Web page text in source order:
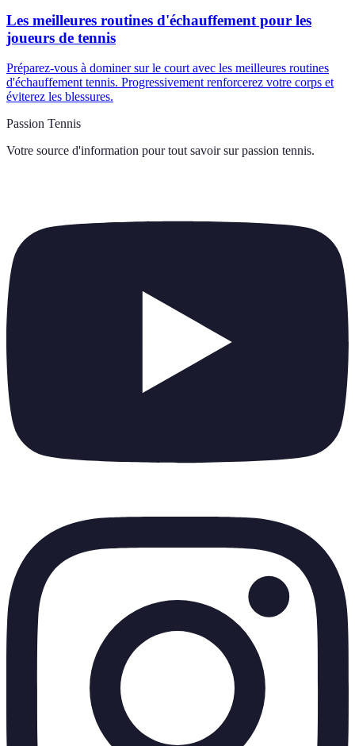
Les meilleures routines d'échauffement pour les
joueurs de tennis
Préparez-vous à dominer sur le court avec les meilleures routines
d'échauffement tennis. Progressivement renforcerez votre corps et
éviterez les blessures.
Passion Tennis
Votre source d'information pour tout savoir sur passion tennis.